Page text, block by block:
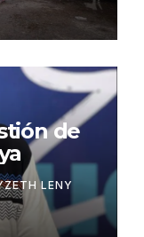
de
LENY